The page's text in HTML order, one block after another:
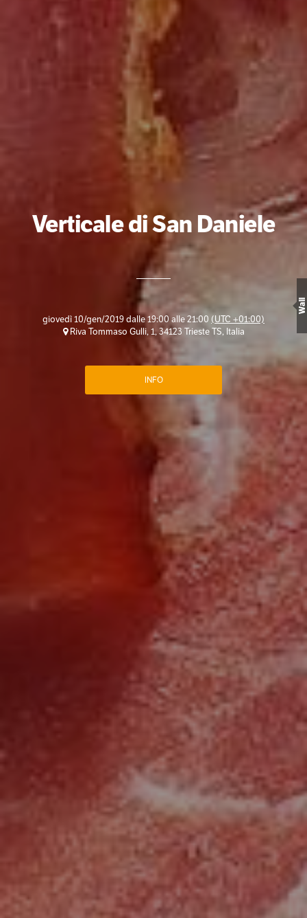
Verticale di San Daniele
giovedì 10/gen/2019 dalle 19:00 alle 21:00 (UTC +01:00)
Riva Tommaso Gulli, 1, 34123 Trieste TS, Italia
INFO
Wall